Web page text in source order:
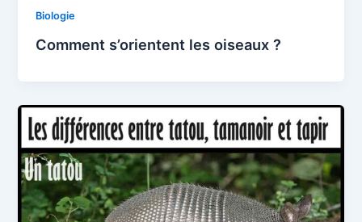
Biologie
Comment s’orientent les oiseaux ?